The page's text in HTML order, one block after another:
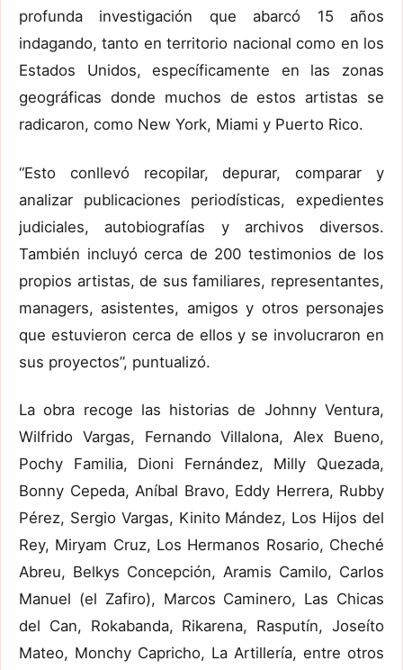
profunda investigación que abarcó 15 años
indagando, tanto en territorio nacional como en los
Estados Unidos, específicamente en las zonas
geográficas donde muchos de estos artistas se
radicaron, como New York, Miami y Puerto Rico.
“Esto conllevó recopilar, depurar, comparar y
analizar publicaciones periodísticas, expedientes
judiciales, autobiografías y archivos diversos.
También incluyó cerca de 200 testimonios de los
propios artistas, de sus familiares, representantes,
managers, asistentes, amigos y otros personajes
que estuvieron cerca de ellos y se involucraron en
sus proyectos”, puntualizó.
La obra recoge las historias de Johnny Ventura,
Wilfrido Vargas, Fernando Villalona, Alex Bueno,
Pochy Familia, Dioni Fernández, Milly Quezada,
Bonny Cepeda, Aníbal Bravo, Eddy Herrera, Rubby
Pérez, Sergio Vargas, Kinito Mández, Los Hijos del
Rey, Miryam Cruz, Los Hermanos Rosario, Cheché
Abreu, Belkys Concepción, Aramis Camilo, Carlos
Manuel (el Zafiro), Marcos Caminero, Las Chicas
del Can, Rokabanda, Rikarena, Rasputín, Joseíto
Mateo, Monchy Capricho, La Artillería, entre otros